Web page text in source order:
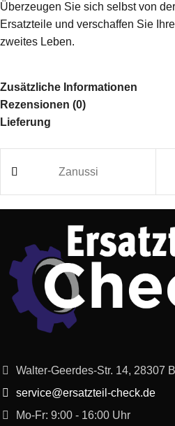
Überzeugen Sie sich selbst von
Ersatzteile und verschaffen Sie
zweites Leben.
Zusätzliche Informationen
Rezensionen (0)
Lieferung
Zanussi
Walter-Geerdes-Str. 14, 28307
service@ersatzteil-check.de
Mo-Fr: 9:00 - 16:00 Uhr